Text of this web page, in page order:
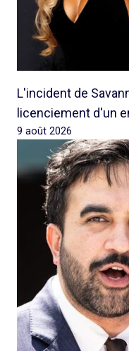
L'incident de
licenciement d'un
9 août 2026